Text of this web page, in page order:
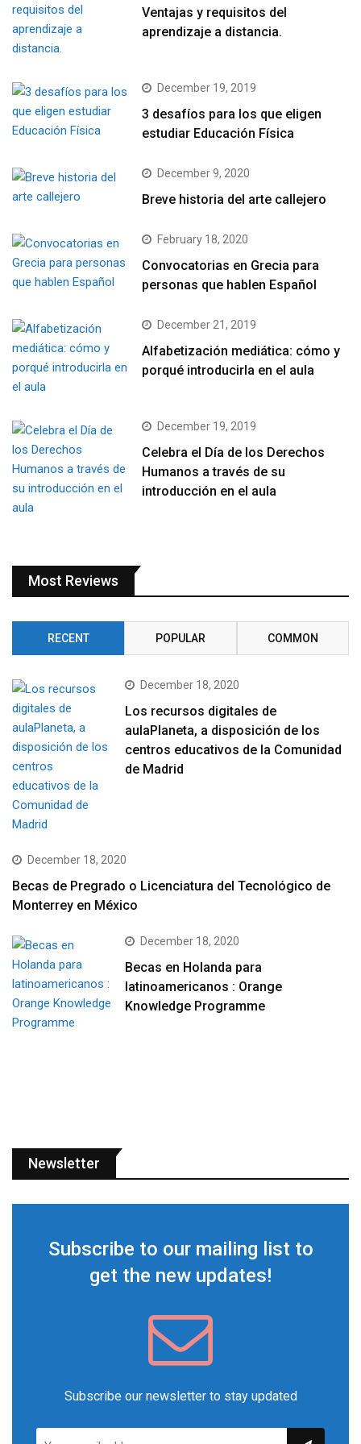
Ventajas y requisitos del
aprendizaje a distancia.
December 19, 2019
3 desafíos para los que eligen
estudiar Educación Física
December 9, 2020
Breve historia del arte callejero
February 18, 2020
Convocatorias en Grecia para
personas que hablen Español
December 21, 2019
Alfabetización mediática: cómo y
porqué introducirla en el aula
December 19, 2019
Celebra el Día de los Derechos
Humanos a través de su
introducción en el aula
Most Reviews
RECENT POPULAR COMMON
December 18, 2020
Los recursos digitales de
aulaPlaneta, a disposición de los
centros educativos de la Comunidad
de Madrid
December 18, 2020
Becas de Pregrado o Licenciatura del Tecnológico de
Monterrey en México
December 18, 2020
Becas en Holanda para
latinoamericanos : Orange
Knowledge Programme
Newsletter
Subscribe to our mailing list to
get the new updates!
Subscribe our newsletter to stay updated